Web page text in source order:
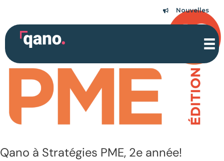
contenu
Nouvelles
Nouvelles
Qano à Stratégies PME, 2e année!